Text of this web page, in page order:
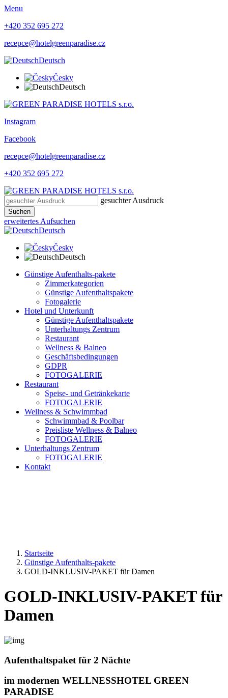
Menu
+420 352 695 272
recepce@hotelgreenparadise.cz
Deutsch
Česky
Deutsch
Instagram
Facebook
recepce@hotelgreenparadise.cz
+420 352 695 272
gesuchter Ausdruck
Suchen
erweitertes Aufsuchen
Deutsch
Česky
Deutsch
Günstige Aufenthalts-pakete
Zimmerkategorien
Günstige Aufenthaltspakete
Fotogalerie
Hotel und Unterkunft
Günstige Aufenthaltspakete
Unterhaltungs Zentrum
Restaurant
Wellness & Balneo
Geschäftsbedingungen
GDPR
FOTOGALERIE
Restaurant
Speise- und Getränkekarte
FOTOGALERIE
Wellness & Schwimmbad
Schwimmbad & Poolbar
Preisliste Wellness & Balneo
FOTOGALERIE
Unterhaltungs Zentrum
FOTOGALERIE
Kontakt
Startseite
Günstige Aufenthalts-pakete
GOLD-INKLUSIV-PAKET für Damen
GOLD-INKLUSIV-PAKET für
Damen
Aufenthaltspaket für 2 Nächte
im modernen WELLNESSHOTEL GREEN
PARADISE